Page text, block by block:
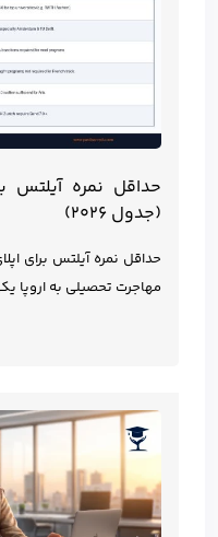
حداقل نمره آیلتس
(جدول ۲۰۲۶)
حداقل نمره آیلتس برای
مهاجرت تحصیلی به اروپا